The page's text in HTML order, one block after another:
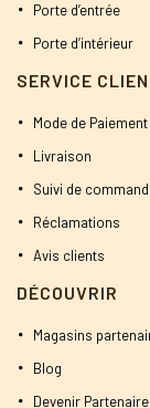
Porte d’entrée
Porte d’intérieur
SERVICE
Mode de Paiement
Livraison
Suivi de
Réclamations
Avis clients
DÉCOUVRIR
Magasins
Blog
Devenir Partenaire